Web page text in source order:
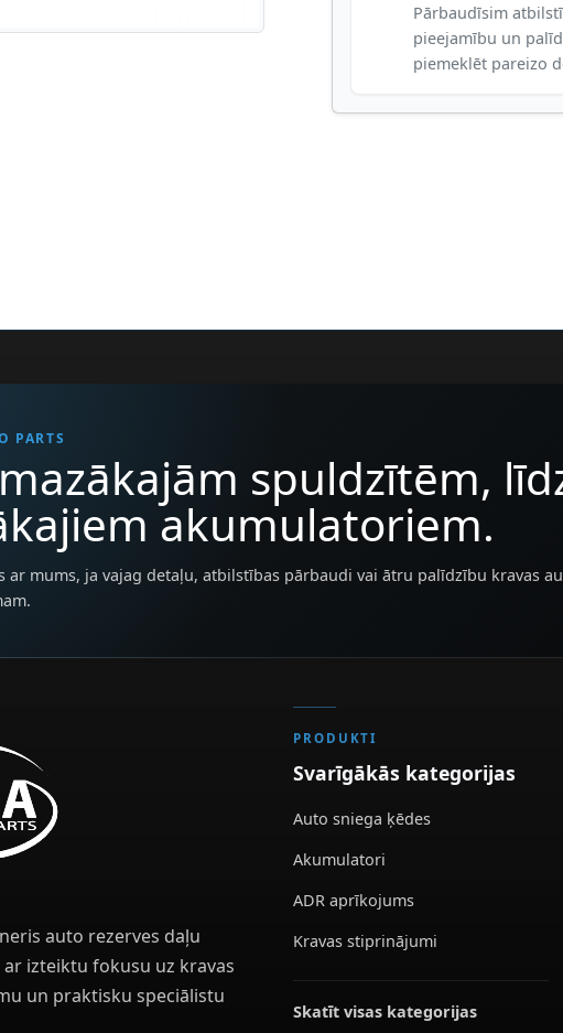
Pārbaudīsim
pieejamību un
piemeklēt pareizo
PARTS
spuldzītēm,
akumulatoriem.
ar mums, ja vajag detaļu, atbilstības pārbaudi vai ātru palīdzību kravas
auto rezerves daļu
ar izteiktu fokusu uz kravas
un praktisku speciālistu
PRODUKTI
Svarīgākās kategorijas
Auto sniega ķēdes
Akumulatori
ADR aprīkojums
Kravas stiprinājumi
Skatīt visas kategorijas